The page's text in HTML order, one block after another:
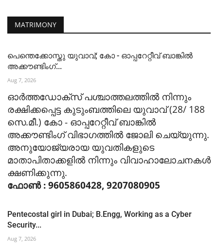
MATRIMONY
പെന്തെക്കോസ്തു യുവാവ്; കോ - ഓപ്പറേറ്റീവ് ബാങ്കിൽ
അക്കൗണ്ടിംഗ്...
Aug 7, 2026
ഓർത്തഡോക്സ് പശ്ചാത്തലത്തിൽ നിന്നും
രക്ഷിക്കപ്പെട്ട കുടുംബത്തിലെ യുവാവ് (28/ 188
സെ.മീ.) കോ - ഓപ്പറേറ്റീവ് ബാങ്കിൽ
അക്കൗണ്ടിംഗ് വിഭാഗത്തിൽ ജോലി ചെയ്യുന്നു.
അനുയോജ്യരായ യുവതികളുടെ
മാതാപിതാക്കളിൽ നിന്നും വിവാഹാലോചനകൾ
ക്ഷണിക്കുന്നു.
ഫോൺ : 9605860428, 9207080905
Pentecostal girl in Dubai; B.Engg, Working as a Cyber
Security...
Aug 7, 2026